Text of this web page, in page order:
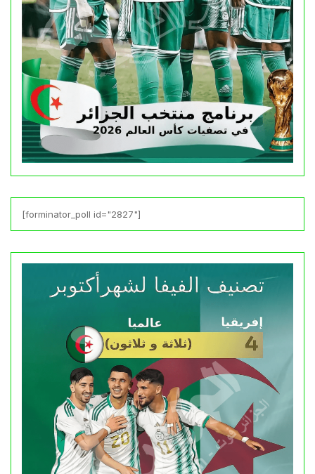
[forminator_poll id="2827"]